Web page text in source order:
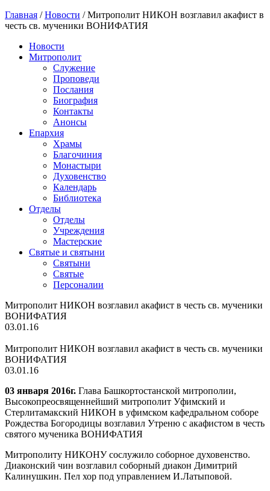
Главная /Новости /Митрополит НИКОН возглавил акафист в
честь св. мученики ВОНИФАТИЯ
Новости
Митрополит
Служение
Проповеди
Послания
Биография
Контакты
Анонсы
Епархия
Храмы
Благочиния
Монастыри
Духовенство
Календарь
Библиотека
Отделы
Отделы
Учреждения
Мастерские
Святые и святыни
Cвятыни
Cвятые
Персоналии
Митрополит НИКОН возглавил акафист в честь св. мученики
ВОНИФАТИЯ
03.01.16
Митрополит НИКОН возглавил акафист в честь св. мученики
ВОНИФАТИЯ
03.01.16
03 января 2016г. Глава Башкортостанской митрополии,
Высокопреосвященнейший митрополит Уфимский и
Стерлитамакский НИКОН в уфимском кафедральном соборе
Рождества Богородицы возглавил Утреню с акафистом в честь
святого мученика ВОНИФАТИЯ
Митрополиту НИКОНУ сослужило соборное духовенство.
Диаконский чин возглавил соборный диакон Димитрий
Калинушкин. Пел хор под управлением И.Латыповой.